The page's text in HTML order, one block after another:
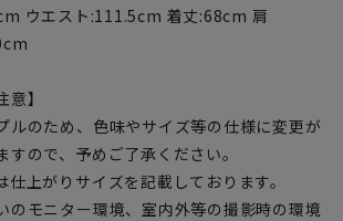
ウエスト:111.5cm 着丈:68cm 肩
意】
のため、色味やサイズ等の仕様に変更が
すので、予めご了承ください。
上がりサイズを記載しております。
モニター環境、室内外等の撮影時の環境